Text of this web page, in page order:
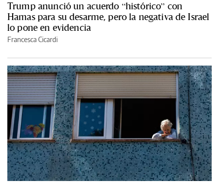
Trump anunció un acuerdo “histórico” con
Hamas para su desarme, pero la negativa de Israel
lo pone en evidencia
Francesca Cicardi